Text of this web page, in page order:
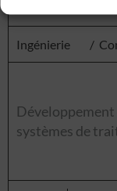
Ingénierie /
Développement
systèmes de